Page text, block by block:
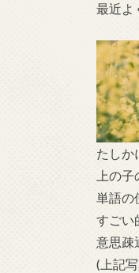
最近よ
たしか
上の
単語の
すごい
意思疎
(上記